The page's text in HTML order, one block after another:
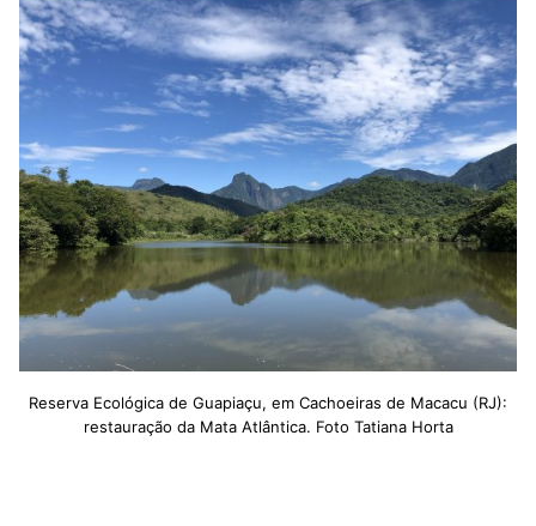
Reserva Ecológica de Guapiaçu, em Cachoeiras de Macacu (RJ):
restauração da Mata Atlântica. Foto Tatiana Horta